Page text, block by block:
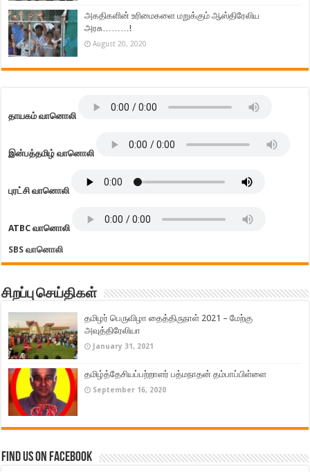
அகதிகளின் உரிமைகளை மறுக்கும் ஆஸ்திரேலிய
அரசு………!
August 20, 2020
தாயகம் வானொலி
இன்பத்தமிழ் வானொலி
புரட்சி வானொலி
ATBC வானொலி
SBS வானொலி
சிறப்பு செய்திகள்
தமிழர் பெருவிழா தைத்திருநாள் 2021 – மேற்கு
அவுத்திரேலியா
January 31, 2021
தமிழ்த்தேசியப்பற்றாளர் பத்மநாதன் தம்பாப்பிள்ளை
September 16, 2020
Find us on Facebook